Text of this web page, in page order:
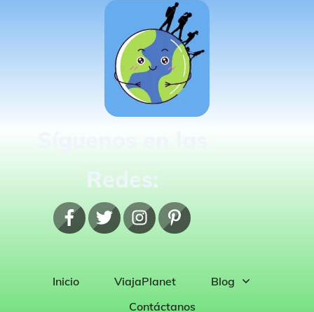
Redes:
Inicio ViajaPlanet
Blog
Contáctanos